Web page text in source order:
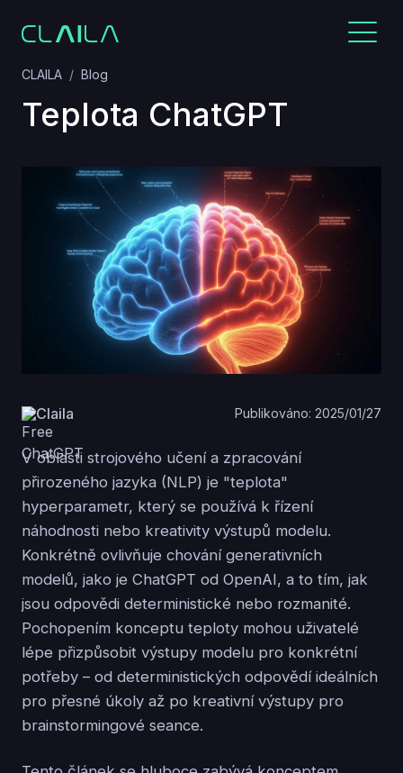
CLAILA Blog
Teplota ChatGPT
Claila Publikováno: 2025/01/27
V oblasti strojového učení a zpracování
přirozeného jazyka (NLP) je "teplota"
hyperparametr, který se používá k řízení
náhodnosti nebo kreativity výstupů modelu.
Konkrétně ovlivňuje chování generativních
modelů, jako je ChatGPT od OpenAI, a to tím, jak
jsou odpovědi deterministické nebo rozmanité.
Pochopením konceptu teploty mohou uživatelé
lépe přizpůsobit výstupy modelu pro konkrétní
potřeby – od deterministických odpovědí ideálních
pro přesné úkoly až po kreativní výstupy pro
brainstormingové seance.